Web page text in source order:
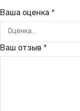
Ваша оценка *
Ваш отзыв *